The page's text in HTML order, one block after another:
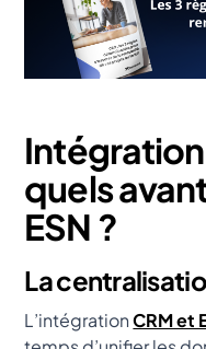
Intégration
quels
ESN ?
La
L’intégrationCRM et